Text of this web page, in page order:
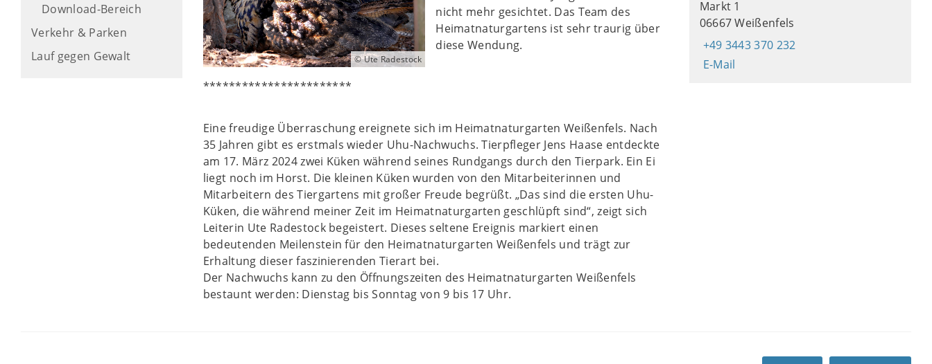
Download-Bereich
Verkehr & Parken
Lauf gegen Gewalt
© Ute Radestock
nicht mehr gesichtet. Das Team des
Heimatnaturgartens ist sehr traurig über
diese Wendung.
***********************
Eine freudige Überraschung ereignete sich im Heimatnaturgarten Weißenfels. Nach
35 Jahren gibt es erstmals wieder Uhu-Nachwuchs. Tierpfleger Jens Haase entdeckte
am 17. März 2024 zwei Küken während seines Rundgangs durch den Tierpark. Ein Ei
liegt noch im Horst. Die kleinen Küken wurden von den Mitarbeiterinnen und
Mitarbeitern des Tiergartens mit großer Freude begrüßt. „Das sind die ersten Uhu-
Küken, die während meiner Zeit im Heimatnaturgarten geschlüpft sind“, zeigt sich
Leiterin Ute Radestock begeistert. Dieses seltene Ereignis markiert einen
bedeutenden Meilenstein für den Heimatnaturgarten Weißenfels und trägt zur
Erhaltung dieser faszinierenden Tierart bei.
Der Nachwuchs kann zu den Öffnungszeiten des Heimatnaturgarten Weißenfels
bestaunt werden: Dienstag bis Sonntag von 9 bis 17 Uhr.
Markt 1
06667 Weißenfels
+49 3443 370 232
E-Mail